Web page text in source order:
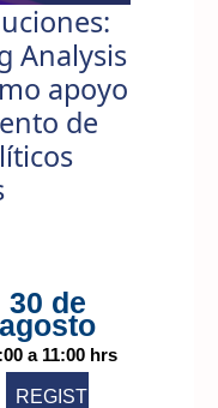
Analysis
apoyo
de
30 de
agosto
a 11:00 hrs
REGISTRARME